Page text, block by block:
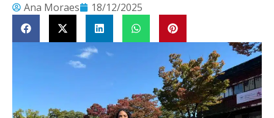
Ana Moraes 18/12/2025